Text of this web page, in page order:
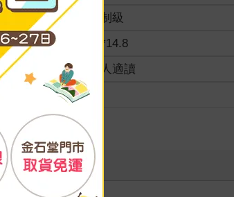
限制級
商品規格
21*14.8
適讀年齡
成人適讀